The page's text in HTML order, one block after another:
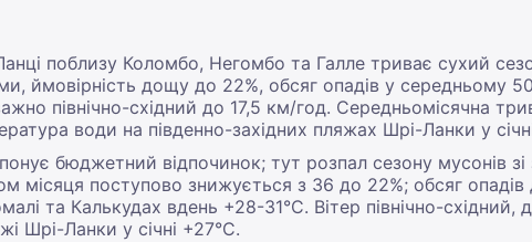
поблизу Коломбо, Негомбо та Галле триває сухий
ймовірність дощу до 22%, обсяг опадів у середньому
північно-східний до 17,5 км/год. Середньомісячна
води на південно-західних пляжах Шрі-Ланки у
бюджетний відпочинок; тут розпал сезону мусонів зі
місяця поступово знижується з 36 до 22%; обсяг
та Калькудах вдень +28-31°С. Вітер північно-східний,
Шрі-Ланки у січні +27°С.